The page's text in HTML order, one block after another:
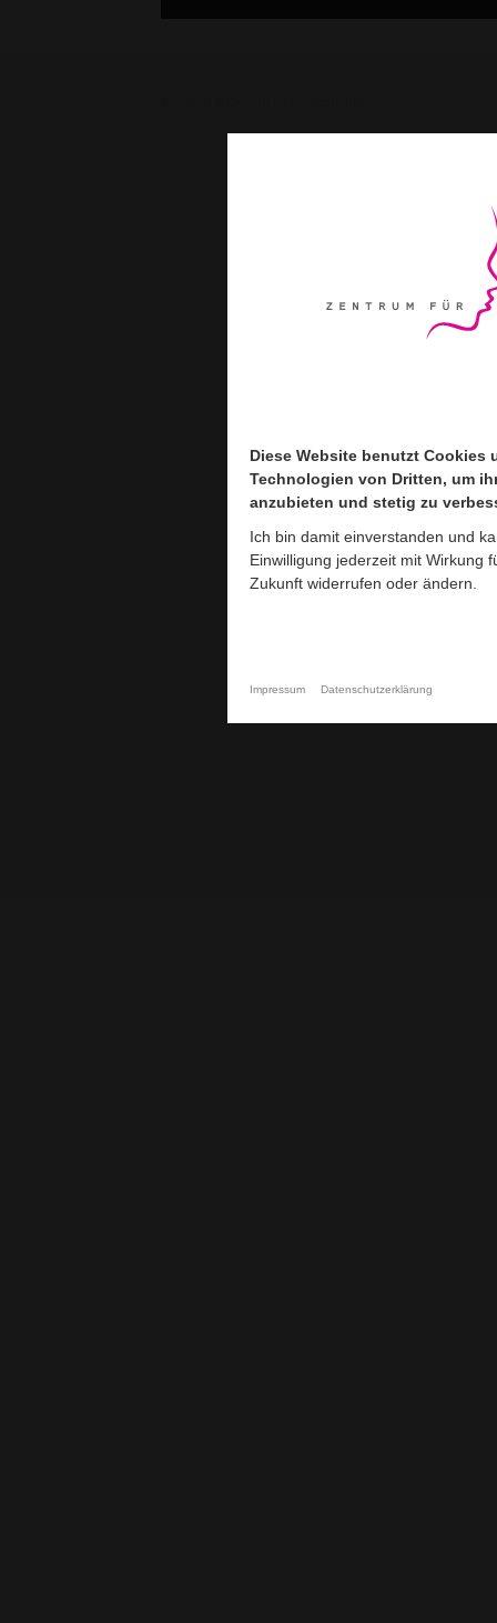
Diese Website benutzt Cookies
Technologien von Dritten, um
anzubieten und stetig zu
Ich bin damit einverstanden und
Einwilligung jederzeit mit Wirkung
Zukunft widerrufen oder ändern.
Impressum Datenschutzerklärung
Diese Website benutzt Cookies
Technologien von Dritten, um
anzubieten und stetig zu
Ich bin damit einverstanden und
Einwilligung jederzeit mit Wirkung
Zukunft widerrufen oder ändern.
Impressum Datenschutzerklärung